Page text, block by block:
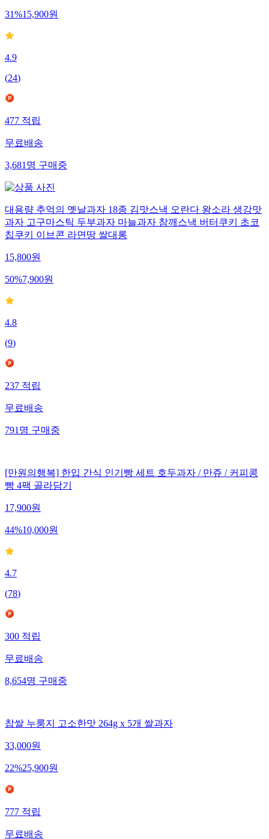
31%15,900원
4.9
(24)
477적립
무료배송
3,681명구매중
대용량 추억의 옛날과자 18종 김맛스낵 오란다 왕소라 생강맛
과자 고구마스틱 두부과자 마늘과자 참깨스낵 버터쿠키 초코
칩쿠키 이브콘 라면땅 쌀대롱
15,800원
50%7,900원
4.8
(9)
237적립
무료배송
791명구매중
[만원의행복] 한입 간식 인기빵 세트 호두과자 / 만쥬 / 커피콩
빵 4팩 골라담기
17,900원
44%10,000원
4.7
(78)
300적립
무료배송
8,654명구매중
찹쌀 누룽지 고소한맛 264g x 5개 쌀과자
33,000원
22%25,900원
777적립